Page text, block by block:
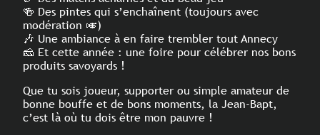
🍻 Des pintes qui s’enchaînent (toujours avec
modération 🎺)
🎶 Une ambiance à en faire trembler tout Annecy
🧀 Et cette année : une foire pour célébrer nos bons
produits savoyards !
Que tu sois joueur, supporter ou simple amateur de
bonne bouffe et de bons moments, la Jean-Bapt,
c’est là où tu dois être mon pauvre !